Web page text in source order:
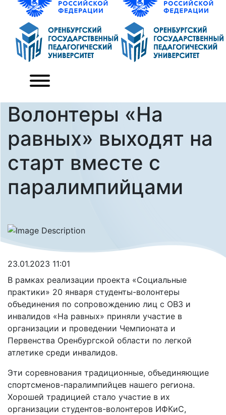
Волонтеры «На
равных» выходят на
старт вместе с
паралимпийцами
23.01.2023 11:01
В рамках реализации проекта «Социальные
практики» 20 января студенты-волонтеры
объединения по сопровождению лиц с ОВЗ и
инвалидов «На равных» приняли участие в
организации и проведении Чемпионата и
Первенства Оренбургской области по легкой
атлетике среди инвалидов.
Эти соревнования традиционные, объединяющие
спортсменов-паралимпийцев нашего региона.
Хорошей традицией стало участие в их
организации студентов-волонтеров ИФКиС,